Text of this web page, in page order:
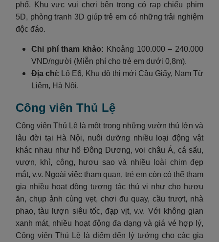
phố. Khu vực vui chơi bên trong có rạp chiếu phim
5D, phòng tranh 3D giúp trẻ em có những trải nghiệm
độc đáo.
Chi phí tham khảo: Khoảng 100.000 – 240.000
VND/người (Miễn phí cho trẻ em dưới 0,8m).
Địa chỉ: Lô E6, Khu đô thị mới Cầu Giấy, Nam Từ
Liêm, Hà Nội.
Công viên Thủ Lệ
Công viên Thủ Lệ là một trong những vườn thú lớn và
lâu đời tại Hà Nội, nuôi dưỡng nhiều loại động vật
khác nhau như hổ Đông Dương, voi châu Á, cá sấu,
vượn, khỉ, công, hươu sao và nhiều loài chim đẹp
mắt, v.v. Ngoài việc tham quan, trẻ em còn có thể tham
gia nhiều hoạt động tương tác thú vị như cho hươu
ăn, chụp ảnh cùng vẹt, chơi đu quay, cầu trượt, nhà
phao, tàu lượn siêu tốc, đạp vịt, v.v. Với không gian
xanh mát, nhiều hoạt động đa dạng và giá vé hợp lý,
Công viên Thủ Lệ là điểm đến lý tưởng cho các gia